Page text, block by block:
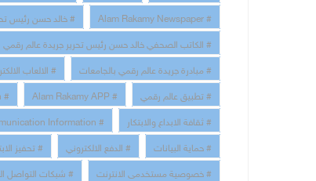
# Alam Rakamy Newspaper
# خالد حسن رئيس
# الكاتب الصحفي خالد حسن رئيس تحرير جريدة عالم رقمي
# مبادرة جريدة عالم رقمي بالجامعات
# الالعاب
# تطبيق عالم رقمي
# Alam Rakamy APP
# Digital Transformation
# ثقافة الابداع والابتكار
# technology and communication Information
# حماية البيانات
# الدفع الالكتروني # تحفيز
# خصوصية مستخدمى الانترنت
# شبكات التواصل